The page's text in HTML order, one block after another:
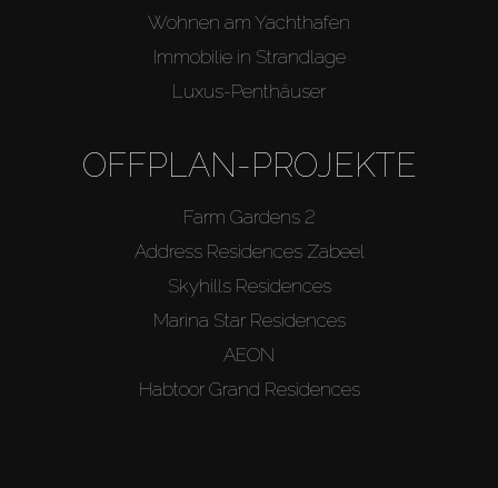
Wohnen am Yachthafen
Immobilie in Strandlage
Luxus-Penthäuser
OFFPLAN-PROJEKTE
Farm Gardens 2
Address Residences Zabeel
Skyhills Residences
Marina Star Residences
AEON
Habtoor Grand Residences